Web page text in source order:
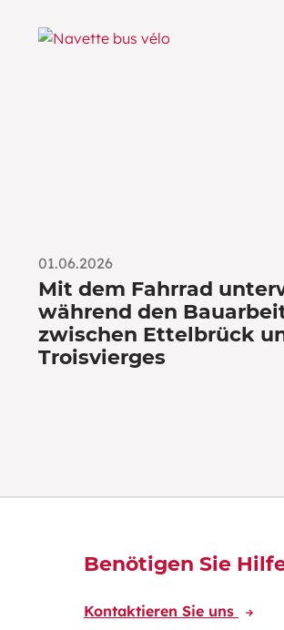
01.06.2026
Mit dem Fahrrad
während den
zwischen Ettelbrück
Troisvierges
Découvrez-en plus
Benötigen Sie
Kontaktieren Sie uns